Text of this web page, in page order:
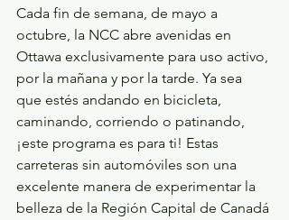
Cada fin de semana, de mayo a
octubre, la NCC abre avenidas en
Ottawa exclusivamente para uso activo,
por la mañana y por la tarde. Ya sea
que estés andando en bicicleta,
caminando, corriendo o patinando,
¡este programa es para ti! Estas
carreteras sin automóviles son una
excelente manera de experimentar la
belleza de la Región Capital de Canadá